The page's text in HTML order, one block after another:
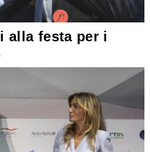
alla festa per i